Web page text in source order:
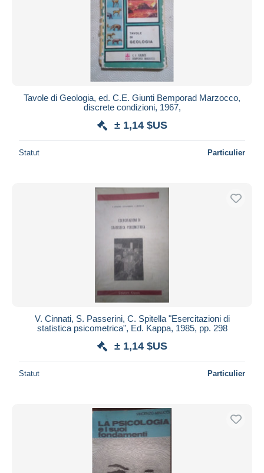
Tavole di Geologia, ed. C.E. Giunti Bemporad Marzocco,
discrete condizioni, 1967,
± 1,14 $US
Statut Particulier
V. Cinnati, S. Passerini, C. Spitella "Esercitazioni di
statistica psicometrica", Ed. Kappa, 1985, pp. 298
± 1,14 $US
Statut Particulier